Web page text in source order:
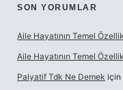
SON YORUMLAR
Aile Hayatının Temel
Aile Hayatının Temel
Palyatif Tdk Ne Demek için